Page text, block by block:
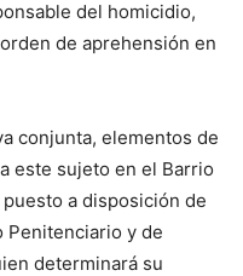
del homicidio,
de aprehensión en
conjunta, elementos de
este sujeto en el Barrio
a disposición de
Penitenciario y de
determinará su